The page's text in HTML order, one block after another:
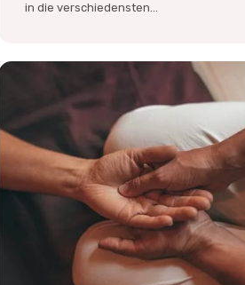
in die verschiedensten...